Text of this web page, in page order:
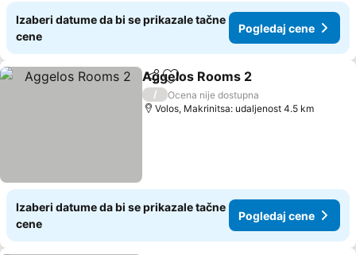
Izaberi datume da bi se prikazale tačne
cene
Pogledaj cene
Deli Dodati u favorite
Aggelos Rooms 2
/
Ocena nije dostupna
Volos, Makrinitsa: udaljenost 4.5 km
Izaberi datume da bi se prikazale tačne
cene
Pogledaj cene